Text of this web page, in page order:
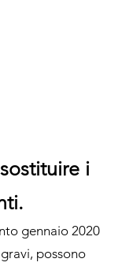
i
gennaio 2020
possono